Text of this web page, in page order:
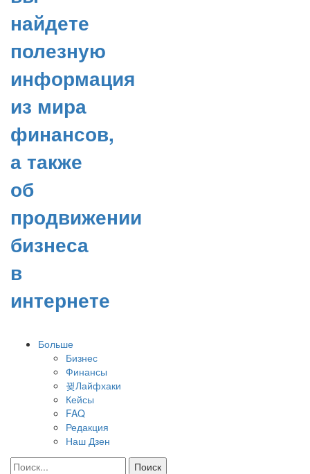
найдете
полезную
информация
из мира
финансов,
а также
об
продвижении
бизнеса
в
интернете
Больше
Бизнес
Финансы
Лайфхаки
Кейсы
FAQ
Редакция
Наш Дзен